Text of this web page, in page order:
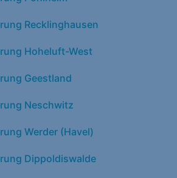
Recklinghausen
Hoheluft-West
Geestland
Neschwitz
Werder (Havel)
Dippoldiswalde